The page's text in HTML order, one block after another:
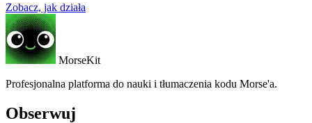
Zobacz, jak działa
MorseKit
Profesjonalna platforma do nauki i tłumaczenia kodu Morse'a.
Obserwuj